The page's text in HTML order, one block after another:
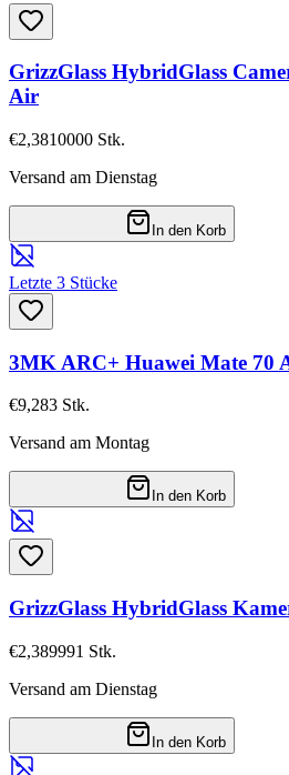
GrizzGlass HybridGlass
Air
€2,3810000 Stk.
Versand am Dienstag
In den Korb
Letzte 3 Stücke
3MK ARC+ Huawei Mate 70
€9,283 Stk.
Versand am Montag
In den Korb
GrizzGlass HybridGlass
€2,389991 Stk.
Versand am Dienstag
In den Korb